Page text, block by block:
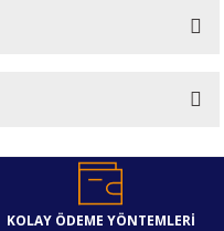
ve diğer konularda
kullanarak tarafımıza
KOLAY ÖDEME YÖNTEMLERİ